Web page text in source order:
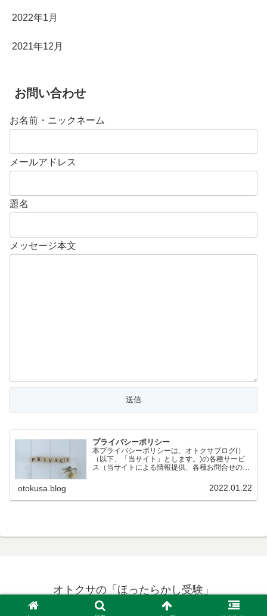
2022年1月
2021年12月
お問い合わせ
お名前・ニックネーム
メールアドレス
題名
メッセージ本文
プライバシーポリシー
本プライバシーポリシーは、オトクサブログ(）
（以下、「当サイト」とします。)の各種サービ
ス（当サイトによる情報提供、各種お問合せの受
問者」とします。）の個人情報もしくはそれに準
otokusa.blog 2022.01.22
オトクサの「ほったらかし受験」
© 2021 オトクサの「ほったらかし受験」.